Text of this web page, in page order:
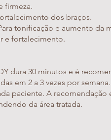
firmeza.
dos braços.
tonificação e aumento da
e fortalecimento.
dura 30 minutos e é
em 2 a 3 vezes por
paciente. A
da área tratada.